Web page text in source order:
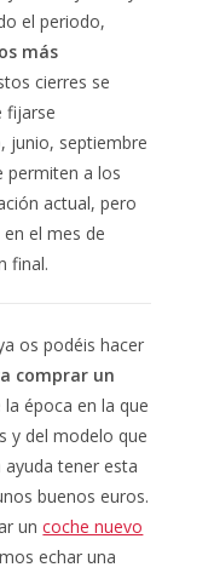
el periodo,
más
cierres se
fijarse
junio, septiembre
permiten a los
actual, pero
el mes de
final.
os podéis hacer
comprar un
época en la que
y del modelo que
ayuda tener esta
buenos euros.
uncoche nuevo
echar una